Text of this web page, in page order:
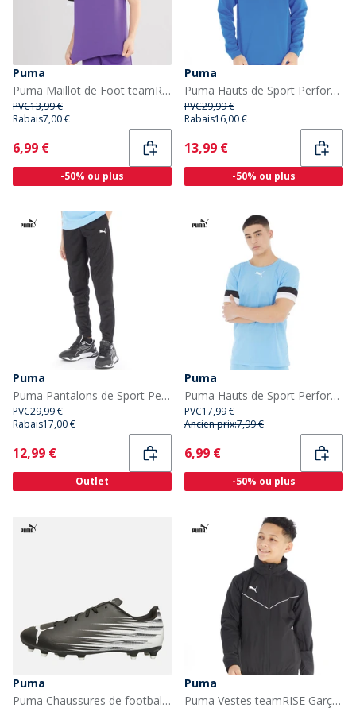
Puma
Puma Maillot de Foot teamRISE Garçon Violet
PVC13,99 €
Rabais7,00 €
Current
6,99 €
-50% ou plus
Puma
Puma Hauts de Sport Performants teamRISE Garçon Bleu
PVC29,99 €
Rabais16,00 €
Current
13,99 €
-50% ou plus
Puma
Puma Pantalons de Sport Performants teamRISE Garçon Noir
PVC29,99 €
Rabais17,00 €
Current
12,99 €
Outlet
Puma
Puma Hauts de Sport Performants teamRISE Homme Bleu
PVC17,99 €
Ancien prix:7,99 €
Current
6,99 €
-50% ou plus
Puma
Puma Chaussures de football Homme Attacanto II FG/AG terrain ferme/artificiel Puma Black/Puma White
Puma
Puma Vestes teamRISE Garçon Noir